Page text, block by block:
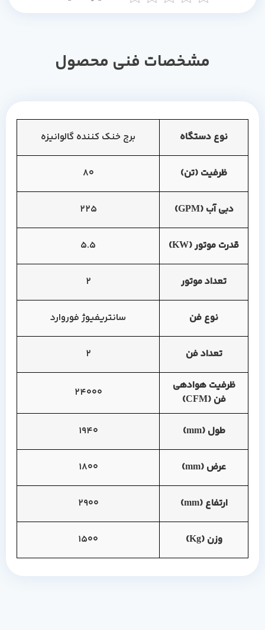
مشخصات فنی محصول
نوع دستگاه برج خنک کننده گالوانیزه
ظرفیت (تن) 80
دبی آب (GPM) 225
قدرت موتور (KW) 5.5
تعداد موتور 2
نوع فن سانتریفیوژ فوروارد
تعداد فن 2
ظرفیت هوادهی
فن (CFM)
24000
طول (mm) 1940
عرض (mm) 1800
ارتفاع (mm) 2900
وزن (Kg) 1500